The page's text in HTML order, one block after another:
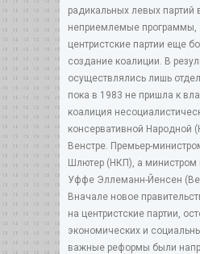
радикальных левых партий
неприемлемые программы,
центристские партии еще
создание коалиции. В
осуществлялись лишь
пока в 1983 не пришла к
коалиция
консервативной Народной
Венстре. Премьер-
Шлютер (НКП), а министром
Уффе Эллеманн-Йенсен
Вначале новое
на центристские партии,
экономических и
важные реформы были